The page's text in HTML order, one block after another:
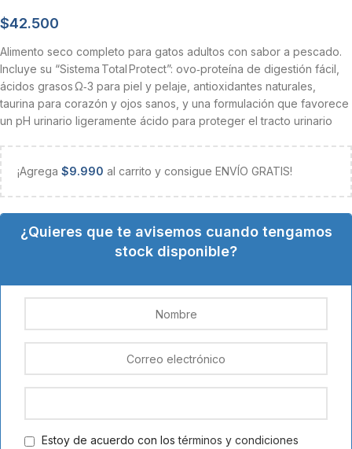
$42.500
Alimento seco completo para gatos adultos con sabor a pescado.
Incluye su “Sistema Total Protect”: ovo‑proteína de digestión fácil,
ácidos grasos Ω‑3 para piel y pelaje, antioxidantes naturales,
taurina para corazón y ojos sanos, y una formulación que favorece
un pH urinario ligeramente ácido para proteger el tracto urinario
¡Agrega $9.990 al carrito y consigue ENVÍO GRATIS!
¿Quieres que te avisemos cuando tengamos
stock disponible?
Estoy de acuerdo con lostérminos y condiciones